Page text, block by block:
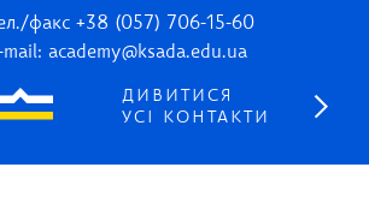
факс +38 (057) 706-15-60
mail: academy@ksada.edu.ua
ДИВИТИСЯ
УСІ КОНТАКТИ